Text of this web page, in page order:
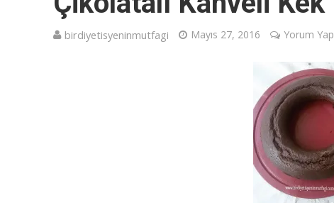
birdiyetisyeninmutfagi Mayıs 27, 2016 Yorum Yap